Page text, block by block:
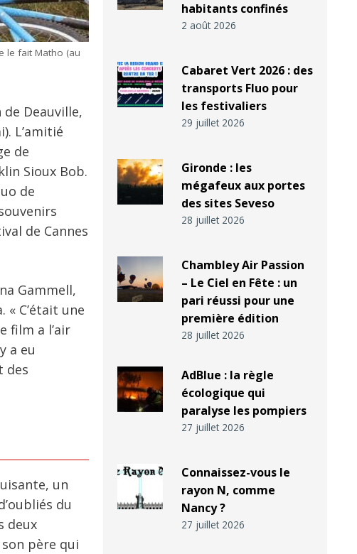
le fait Matho (au
Deauville,
L’amitié
de
Sioux Bob.
de
de Cannes
Gammell,
C’était une
film a l’air
a eu
des
un
du
deux
père qui
habitants confinés
2 août 2026
Cabaret Vert 2026 : des
transports Fluo pour
les festivaliers
29 juillet 2026
Gironde : les
mégafeux aux portes
des sites Seveso
28 juillet 2026
Chambley Air Passion
– Le Ciel en Fête : un
pari réussi pour une
première édition
28 juillet 2026
AdBlue : la règle
écologique qui
paralyse les pompiers
27 juillet 2026
Connaissez-vous le
rayon N, comme
Nancy ?
27 juillet 2026